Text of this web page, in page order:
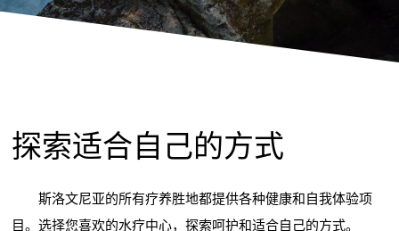
探索适合自己的方式
斯洛文尼亚的所有疗养胜地都提供各种健康和自我体验项
目。选择您喜欢的水疗中心，探索呵护和适合自己的方式。